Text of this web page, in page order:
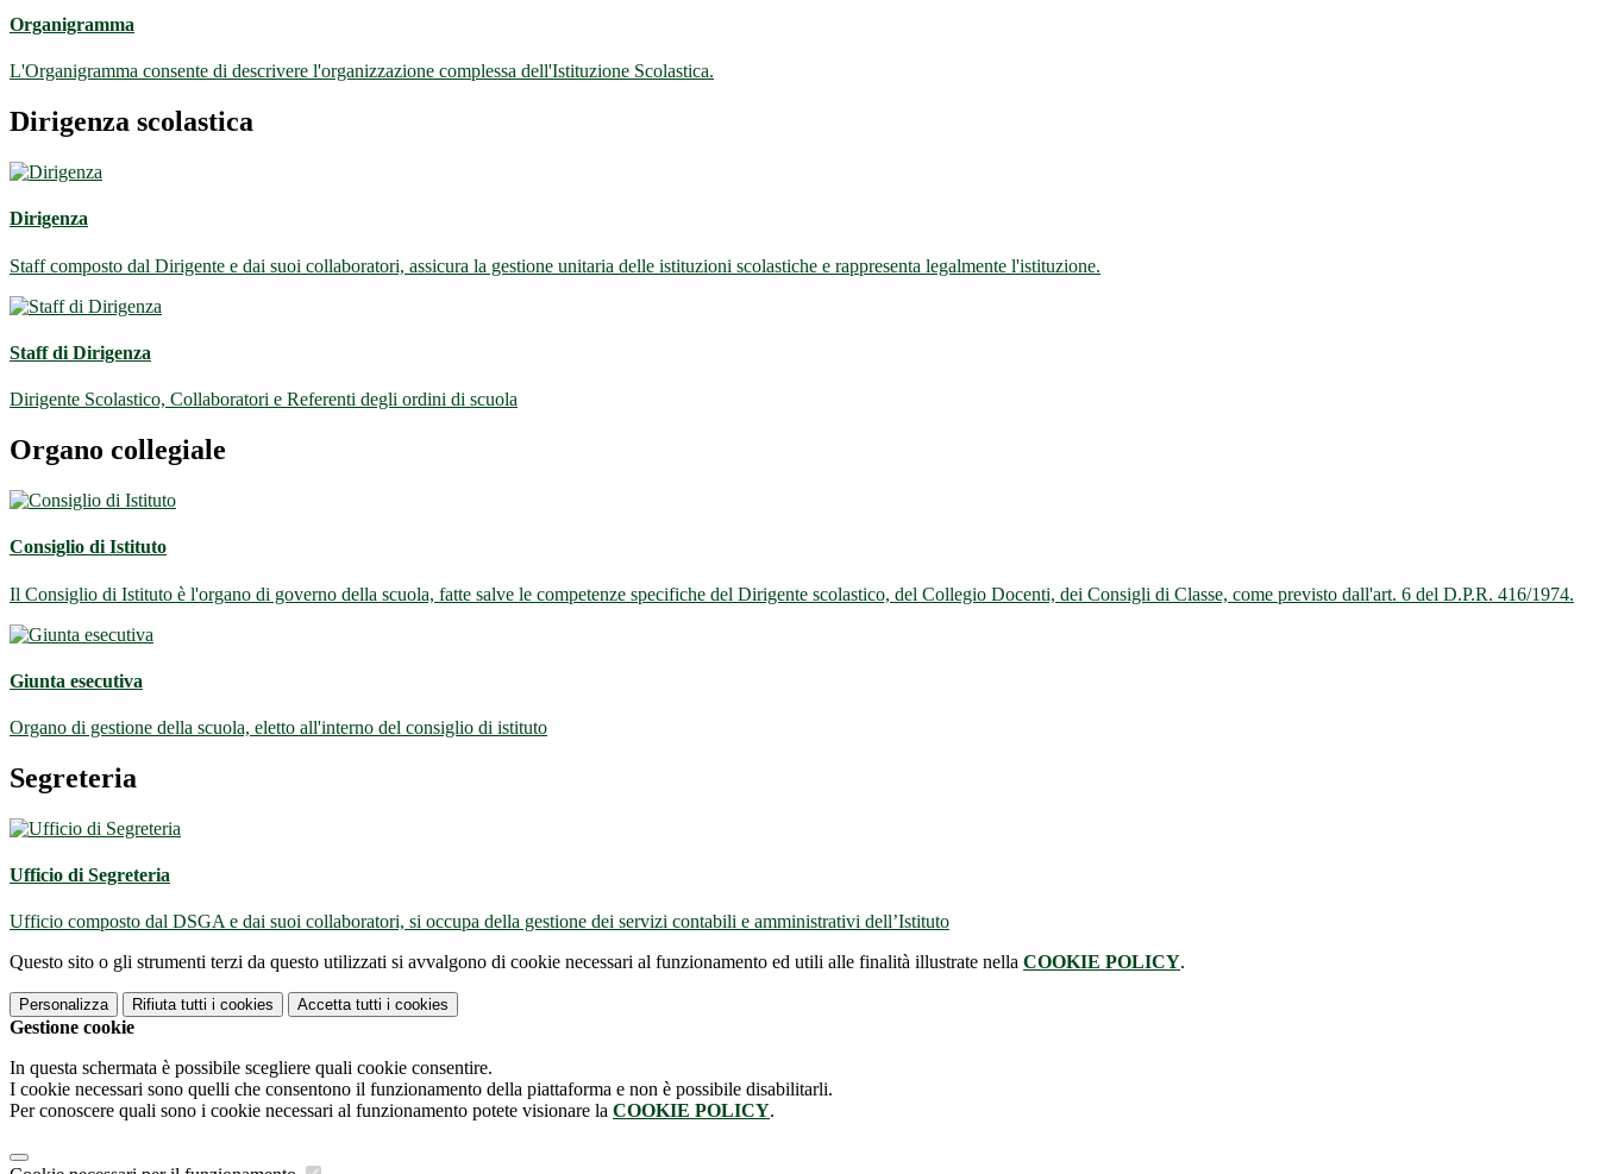
Organigramma
L'Organigramma consente di descrivere l'organizzazione complessa dell'Istituzione Scolastica.
Dirigenza scolastica
Dirigenza
Staff composto dal Dirigente e dai suoi collaboratori, assicura la gestione unitaria delle istituzioni scolastiche e rappresenta legalmente l'istituzione.
Staff di Dirigenza
Dirigente Scolastico, Collaboratori e Referenti degli ordini di scuola
Organo collegiale
Consiglio di Istituto
Il Consiglio di Istituto è l'organo di governo della scuola, fatte salve le competenze specifiche del Dirigente scolastico, del Collegio Docenti, dei Consigli di Classe, come previsto dall'art. 6 del D.P.R. 416/1974.
Giunta esecutiva
Organo di gestione della scuola, eletto all'interno del consiglio di istituto
Segreteria
Ufficio di Segreteria
Ufficio composto dal DSGA e dai suoi collaboratori, si occupa della gestione dei servizi contabili e amministrativi dell’Istituto
Questo sito o gli strumenti terzi da questo utilizzati si avvalgono di cookie necessari al funzionamento ed utili alle finalità illustrate nella COOKIE POLICY.
Personalizza Rifiuta tutti i cookies Accetta tutti i cookies
Gestione cookie
In questa schermata è possibile scegliere quali cookie consentire.
I cookie necessari sono quelli che consentono il funzionamento della piattaforma e non è possibile disabilitarli.
Per conoscere quali sono i cookie necessari al funzionamento potete visionare la COOKIE POLICY.